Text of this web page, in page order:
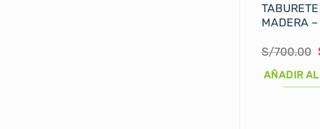
MADERA
S/700.00
AÑADIR